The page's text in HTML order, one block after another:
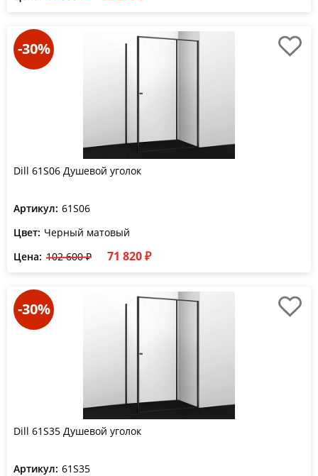
-30%
Dill 61S06 Душевой уголок
Артикул: 61S06
Цвет: Черный матовый
Цена: 102 600 ₽ 71 820 ₽
-30%
Dill 61S35 Душевой уголок
Артикул: 61S35